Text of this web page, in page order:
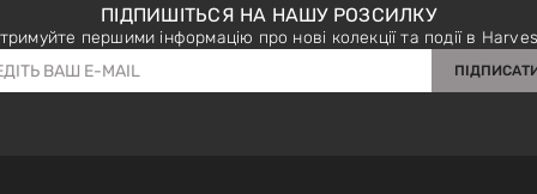
ПІДПИШІТЬСЯ НА НАШУ РОЗСИЛКУ
першими інформацію про нові колекції та події в